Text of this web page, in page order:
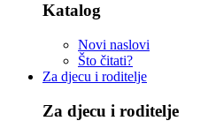
Katalog
Novi naslovi
Što čitati?
Za djecu i roditelje
Za djecu i roditelje